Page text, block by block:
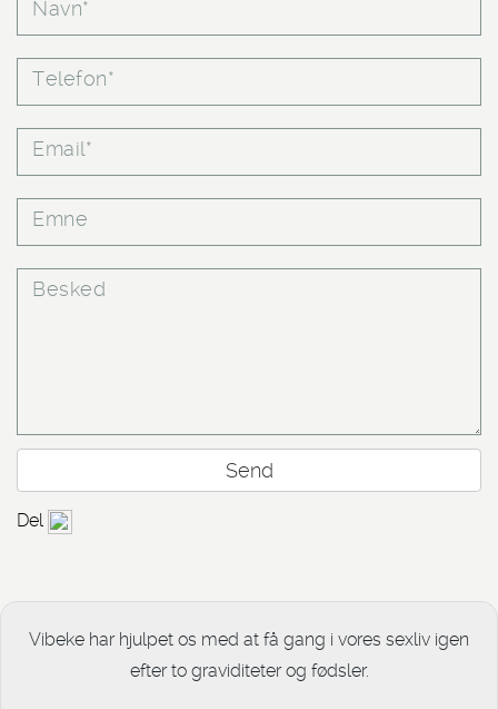
Navn*
Telefon*
Email*
Emne
Besked
Del
Vibeke har hjulpet os med at få gang i vores sexliv igen
efter to graviditeter og fødsler.